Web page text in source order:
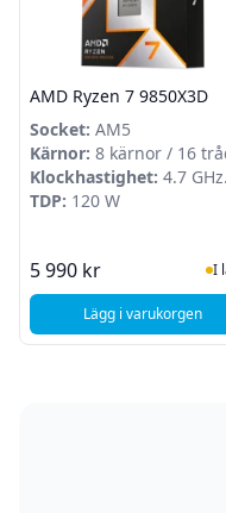
AMD Ryzen 7 9850X3D
Socket: AM5
Kärnor: 8 kärnor / 16
Klockhastighet: 4.7 GHz
(5.6 GHz)
TDP: 120 W
5 990 kr II
Lägg i varukorgen
, AMD Ryzen